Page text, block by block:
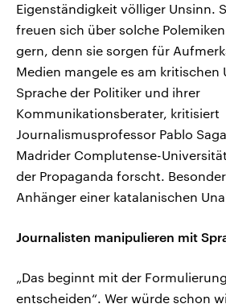
Eigenständigkeit völliger Unsinn.
freuen sich über solche
gern, denn sie sorgen für
Medien mangele es am kritischen
Sprache der Politiker und ihrer
Kommunikationsberater, kritisiert
Journalismusprofessor Pablo
Madrider Complutense-
der Propaganda forscht.
Anhänger einer katalanischen
Journalisten manipulieren mit
„Das beginnt mit der
entscheiden“. Wer würde schon